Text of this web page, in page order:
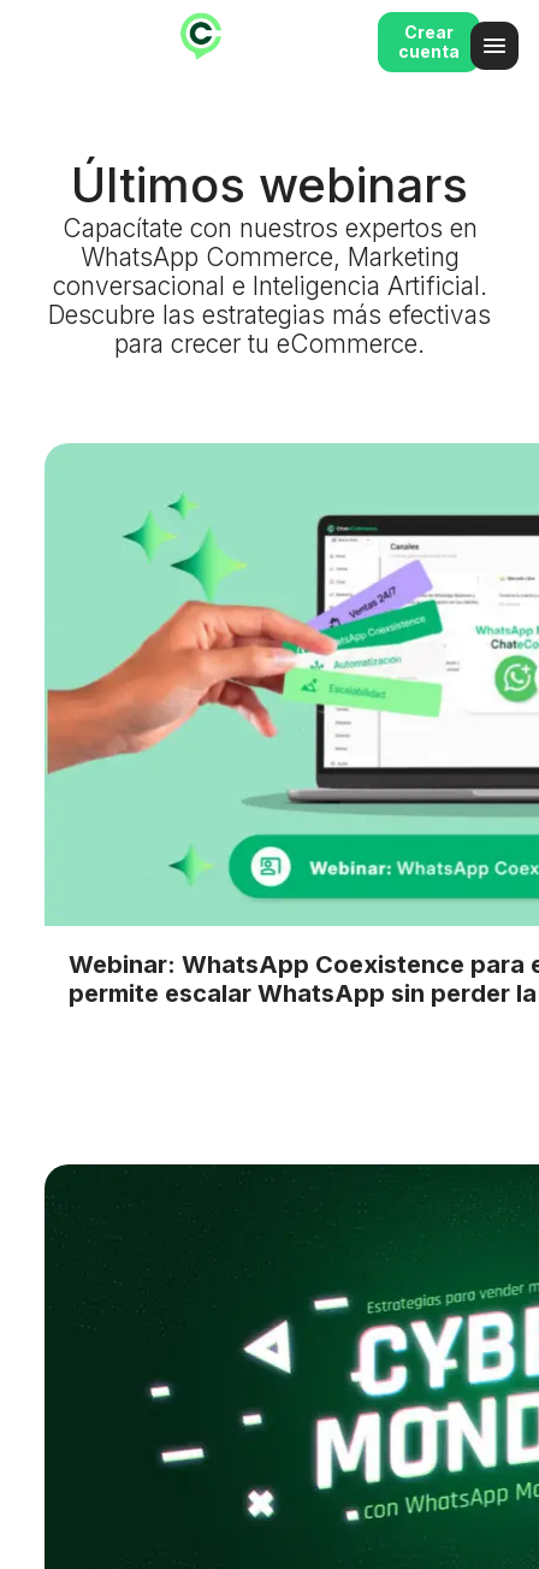
Crear
cuenta
Últimos webinars
Capacítate con nuestros expertos en
WhatsApp Commerce, Marketing
conversacional e Inteligencia Artificial.
Descubre las estrategias más efectivas
para crecer tu eCommerce.
Webinar: WhatsApp Coexistence para
permite escalar WhatsApp sin perder